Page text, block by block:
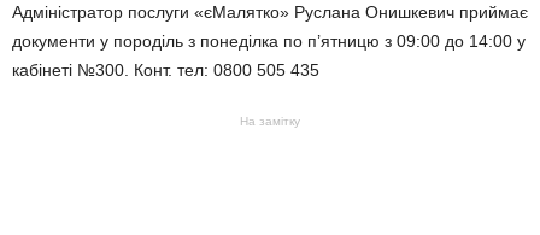
Адміністратор послуги «єМалятко» Руслана Онишкевич приймає
документи у породіль з понеділка по п’ятницю з 09:00 до 14:00 у
кабінеті №300. Конт. тел: 0800 505 435
На замітку